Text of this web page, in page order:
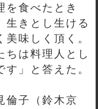
を食べたとき
生きとし生ける
味しく頂く。
ちは料理人とし
」と答えた。
倫子（鈴木京